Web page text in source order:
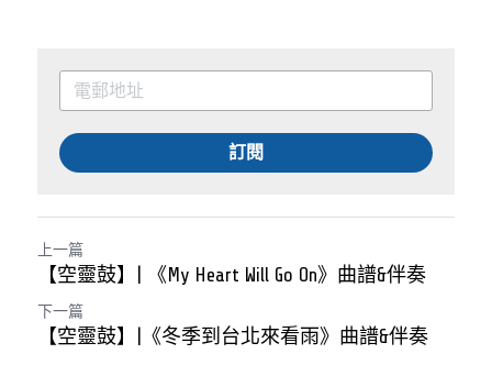
訂閱
上一篇
【空靈鼓】| 《My Heart Will Go On》曲譜&伴奏
下一篇
【空靈鼓】|《冬季到台北來看雨》曲譜&伴奏